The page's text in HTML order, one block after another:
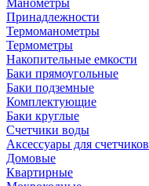
Принадлежности
Термоманометры
Термометры
Накопительные емкости
Баки прямоугольные
Баки подземные
Комплектующие
Баки круглые
Счетчики воды
Аксессуары для счетчиков
Домовые
Квартирные